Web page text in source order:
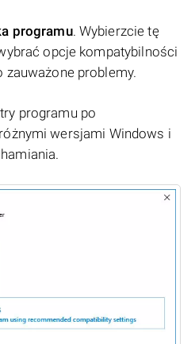
programu. Wybierzcie tę
opcje kompatybilności
zauważone problemy.
programu po
wersjami Windows i